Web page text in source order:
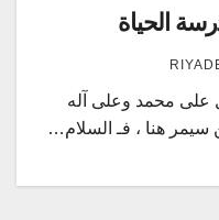
الحياة
على محمد وعلى آله
هنا ، فـ السلام…